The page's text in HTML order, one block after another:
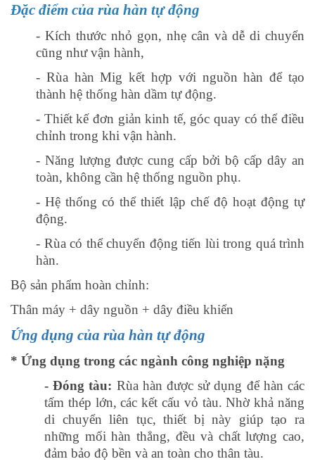
Đặc điểm của rùa hàn tự động
- Kích thước nhỏ gọn, nhẹ cân và dễ di chuyển
cũng như vận hành,
- Rùa hàn Mig kết hợp với nguồn hàn để tạo
thành hệ thống hàn dầm tự động.
- Thiết kế đơn giản kinh tế, góc quay có thể điều
chỉnh trong khi vận hành.
- Năng lượng được cung cấp bởi bộ cấp dây an
toàn, không cần hệ thống nguồn phụ.
- Hệ thống có thể thiết lập chế độ hoạt động tự
động.
- Rùa có thể chuyển động tiến lùi trong quá trình
hàn.
Bộ sản phẩm hoàn chỉnh:
Thân máy + dây nguồn + dây điều khiển
Ứng dụng của rùa hàn tự động
* Ứng dụng trong các ngành công nghiệp nặng
- Đóng tàu: Rùa hàn được sử dụng để hàn các
tấm thép lớn, các kết cấu vỏ tàu. Nhờ khả năng
di chuyển liên tục, thiết bị này giúp tạo ra
những mối hàn thẳng, đều và chất lượng cao,
đảm bảo độ bền và an toàn cho thân tàu.